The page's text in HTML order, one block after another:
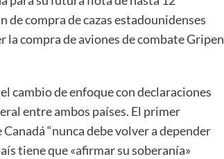
de compra de cazas estadounidenses
compra de aviones de combate Gripen
cambio de enfoque con declaraciones
entre ambos países. El primer
“nunca debe volver a depender
tiene que «afirmar su soberanía»